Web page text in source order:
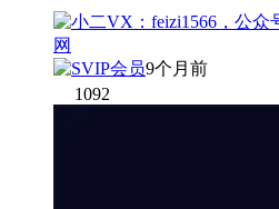
9个月前
1092